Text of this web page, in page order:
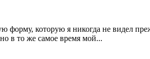
форму, которую я никогда не видел
в то же самое время мой...